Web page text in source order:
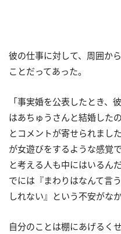
彼の仕事に対して、周囲か
ことだってあった。
「事実婚を公表したとき、
はあちゅうさんと結婚した
とコメントが寄せられまし
が女遊びをするような感覚
と考える人も中にはいるん
でには『まわりはなんて言
しれない』という不安がな
自分のことは棚にあげるく